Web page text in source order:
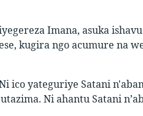
Imana, asuka
kugira ngo acumure na
ico yateguriye Satani
Ni ahantu Satani